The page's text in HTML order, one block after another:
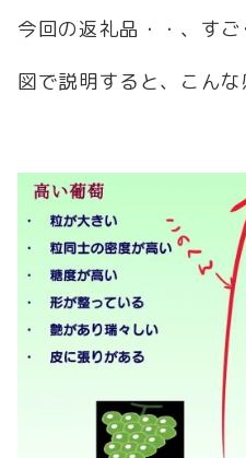
今回の返礼品・・、すご
図で説明すると、こんな